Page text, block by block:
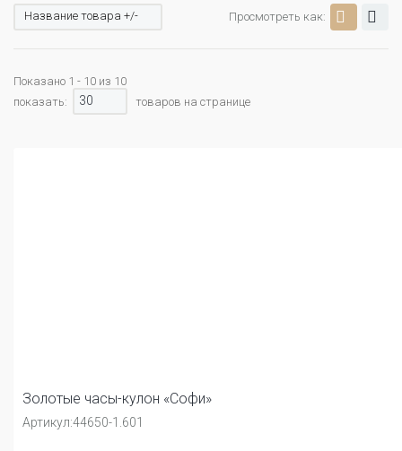
Просмотреть как:
Название товара +/-
Показано 1 - 10 из 10
показать:
30 товаров на странице
Золотые часы-кулон «Софи»
Артикул:44650-1.601